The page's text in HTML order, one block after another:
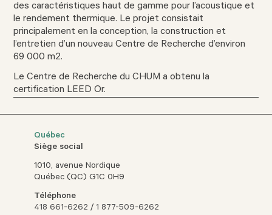
des caractéristiques haut de gamme pour l’acoustique et
le rendement thermique. Le projet consistait
principalement en la conception, la construction et
l’entretien d’un nouveau Centre de Recherche d’environ
69 000 m2.
Le Centre de Recherche du CHUM a obtenu la
certification LEED Or.
Québec
Siège social
1010, avenue Nordique
Québec (QC) G1C 0H9
Téléphone
418 661-6262 /1 877-509-6262